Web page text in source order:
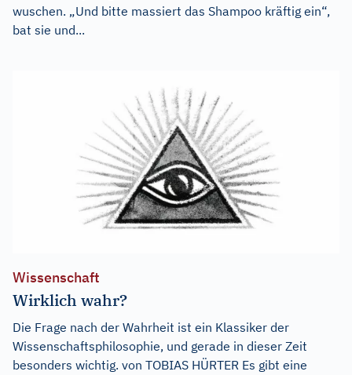
wuschen. „Und bitte massiert das Shampoo kräftig ein“,
bat sie und...
Wissenschaft
Wirklich wahr?
Die Frage nach der Wahrheit ist ein Klassiker der
Wissenschaftsphilosophie, und gerade in dieser Zeit
besonders wichtig. von TOBIAS HÜRTER Es gibt eine